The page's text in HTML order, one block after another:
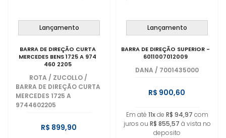
Lançamento
BARRA DE DIREÇÃO CURTA
MERCEDES BENS 1725 A 974
460 2205
ROTA / ZUCOLLO /
BARRA DE DIREÇÃO CURTA
MERCEDES 1725 A
9744602205
R$ 899,90
Lançamento
BARRA DE DIREÇÃO SUPERIOR -
6011007012009
DANA / 7001435000
R$ 900,60
Em até 11xde R$ 94,97 com
juros ou R$ 855,57 à vista no
deposito